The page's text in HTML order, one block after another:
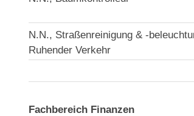
N.N., Straßenreinigung & -
Ruhender Verkehr
Fachbereich Finanzen